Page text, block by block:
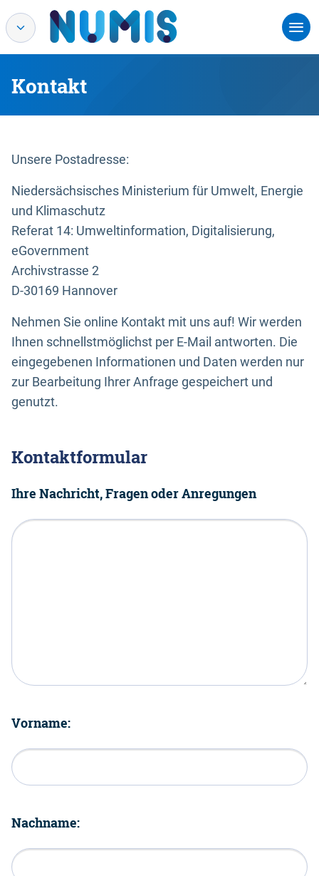
Kontakt
Unsere Postadresse:
Niedersächsisches Ministerium für Umwelt, Energie
und Klimaschutz
Referat 14: Umweltinformation, Digitalisierung,
eGovernment
Archivstrasse 2
D-30169 Hannover
Nehmen Sie online Kontakt mit uns auf! Wir werden
Ihnen schnellstmöglichst per E-Mail antworten. Die
eingegebenen Informationen und Daten werden nur
zur Bearbeitung Ihrer Anfrage gespeichert und
genutzt.
Kontaktformular
Ihre Nachricht, Fragen oder Anregungen
Vorname:
Nachname: